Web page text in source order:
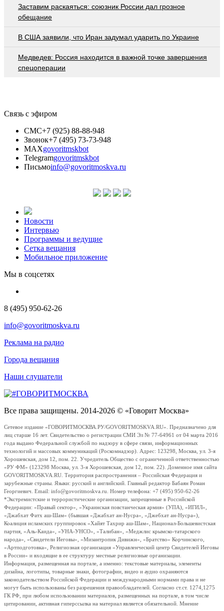
Заставим раскаяться: союзник России дал грозное
обещание
В США заявили, что Иран задумал ударить по Украине
Медведев: Россия находится в важной точке завершения
спецоперации
Связь с эфиром
СМС+7 (925) 88-88-948
Звонок+7 (495) 73-73-948
MAXgovoritmskbot
Telegramgovoritmskbot
Письмоinfo@govoritmoskva.ru
Новости
Интервью
Программы и ведущие
Сетка вещания
Мобильное приложение
Мы в соцсетях
8 (495) 950-62-26
info@govoritmoskva.ru
Реклама на радио
Города вещания
Наши слушатели
Все права защищены. 2014-2026 © «Говорит Москва»
Сетевое издание «ГОВОРИТМОСКВА.РУ/GOVORITMOSKVA.RU». Предназначено для
лиц старше 16 лет. Свидетельство о регистрации СМИ Эл № 77-64961 от 04 марта 2016
года выдано Федеральной службой по надзору в сфере связи, информационных
технологий и массовых коммуникаций (Роскомнадзор). Адрес: 123298, Москва, ул. 3-я
Хорошевская, дом 12, пом. 22. Учредитель Общество с ограниченной ответственностью
«РУ ФМ» (123298 Москва, ул. 3-я Хорошевская, дом 12, пом. 22). Доменное имя сайта
GOVORITMOSKVA.RU. Территория распространения – Российская Федерация и
зарубежные страны. Языки: русский и английский. Главный редактор Бабаян Роман
Георгиевич. Email: info@govoritmoskva.ru. Номер телефона: +7 (495) 950-62-26
*Экстремистские и террористические организации, запрещенные в Российской
Федерации: «Правый сектор», «Украинская повстанческая армия» (УПА), «ИГИЛ»,
«Джабхат Фатх аш-Шам» (бывшая «Джабхат ан-Нусра», «Джебхат ан-Нусра»),
Коалиция исламских группировок «Хайят Тахрир аш-Шам», Национал-Большевистская
партия, «Аль-Каида», «УНА-УНСО», «Талибан», «Меджлис крымско-татарского
народа», «Свидетели Иеговы», «Мизантропик Дивижн», «Братство» Корчинского,
«Артподготовка», Религиозная организация «Управленческий центр Свидетелей Иеговы
в России» и входящие в ее структуру местные религиозные организации.
Информация, размещенная на портале, а именно: текстовые материалы, элементы
дизайна, логотипы, товарные знаки, фотографии, видео и аудио охраняются
законодательством Российской Федерации и международными нормами права и не
могут быть использованы без разрешения правообладателей. Согласно ст.ст. 1274,1275
ГК РФ, при любом использовании материалов, размещенных на портале, в том числе
цитировании, активная гиперссылка на материал является обязательной. Мнение